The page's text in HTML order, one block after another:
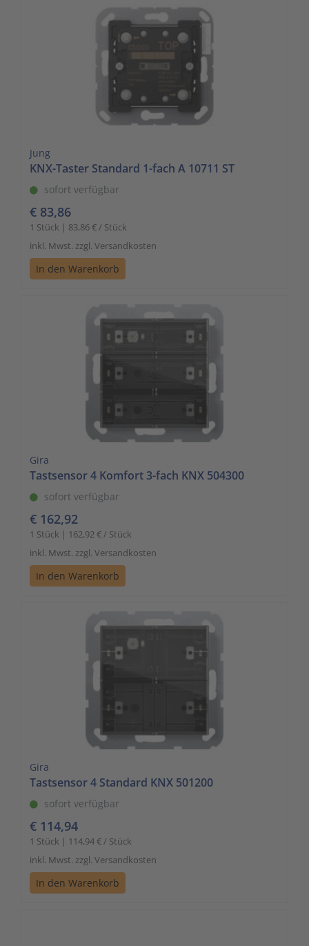
Jung
KNX-Taster Standard 1-fach A 10711 ST
sofort verfügbar
€ 83,86
1 Stück | 83,86 € / Stück
inkl. Mwst. zzgl. Versandkosten
In den Warenkorb
Gira
Tastsensor 4 Komfort 3-fach KNX 504300
sofort verfügbar
€ 162,92
1 Stück | 162,92 € / Stück
inkl. Mwst. zzgl. Versandkosten
In den Warenkorb
Gira
Tastsensor 4 Standard KNX 501200
sofort verfügbar
€ 114,94
1 Stück | 114,94 € / Stück
inkl. Mwst. zzgl. Versandkosten
In den Warenkorb